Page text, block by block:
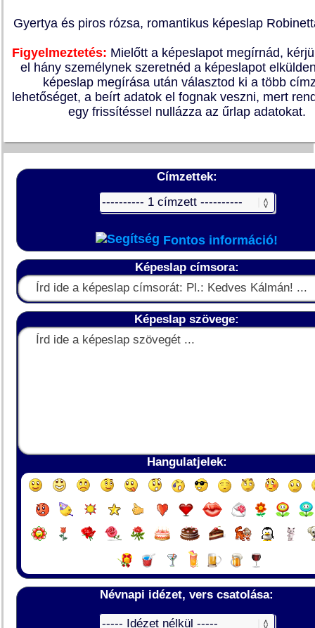
Gyertya és piros rózsa, romantikus képeslap
Figyelmeztetés: Mielőtt a képeslapot megírnád,
el hány személynek szeretnéd a képeslapot
képeslap megírása után választod ki a több
lehetőséget, a beírt adatok el fognak veszni, mert
egy frissítéssel nullázza az űrlap adatokat.
Címzettek:
Fontos információ!
Képeslap címsora:
Képeslap szövege:
Hangulatjelek:
Névnapi idézet, vers csatolása: